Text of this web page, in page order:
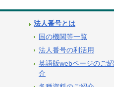
法人番号とは
国の機関等一覧
法人番号の利活用
英語版webページのご紹
介